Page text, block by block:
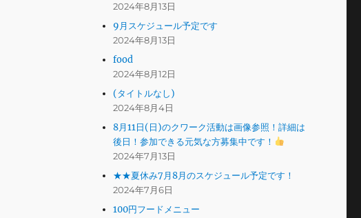
2024年8月13日
9月スケジュール予定です
2024年8月13日
food
2024年8月12日
(タイトルなし)
2024年8月4日
8月11日(日)のクワーク活動は画像参照！詳細は
後日！参加できる元気な方募集中です！
2024年7月13日
★★夏休み7月8月のスケジュール予定です！
2024年7月6日
100円フードメニュー